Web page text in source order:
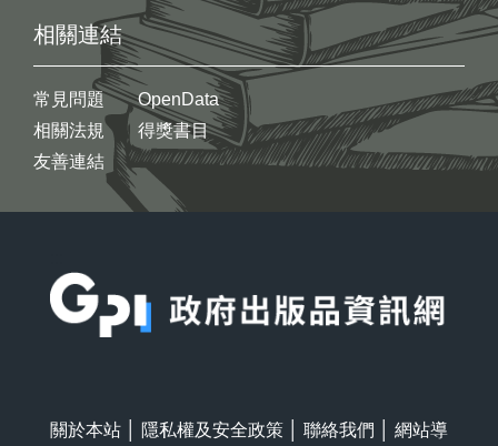
相關連結
常見問題
相關法規
友善連結
OpenData
得獎書目
關於本站 隱私權及安全政策 聯絡我們
網站導